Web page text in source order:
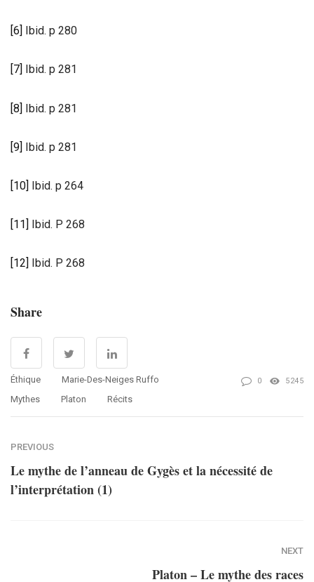
[6] Ibid. p 280
[7] Ibid. p 281
[8] Ibid. p 281
[9] Ibid. p 281
[10] Ibid. p 264
[11] Ibid. P 268
[12] Ibid. P 268
Share
Éthique
Marie-Des-Neiges Ruffo
Mythes
Platon Récits
0 5245
PREVIOUS
Le mythe de l’anneau de Gygès et la nécessité de
l’interprétation (1)
NEXT
Platon – Le mythe des races